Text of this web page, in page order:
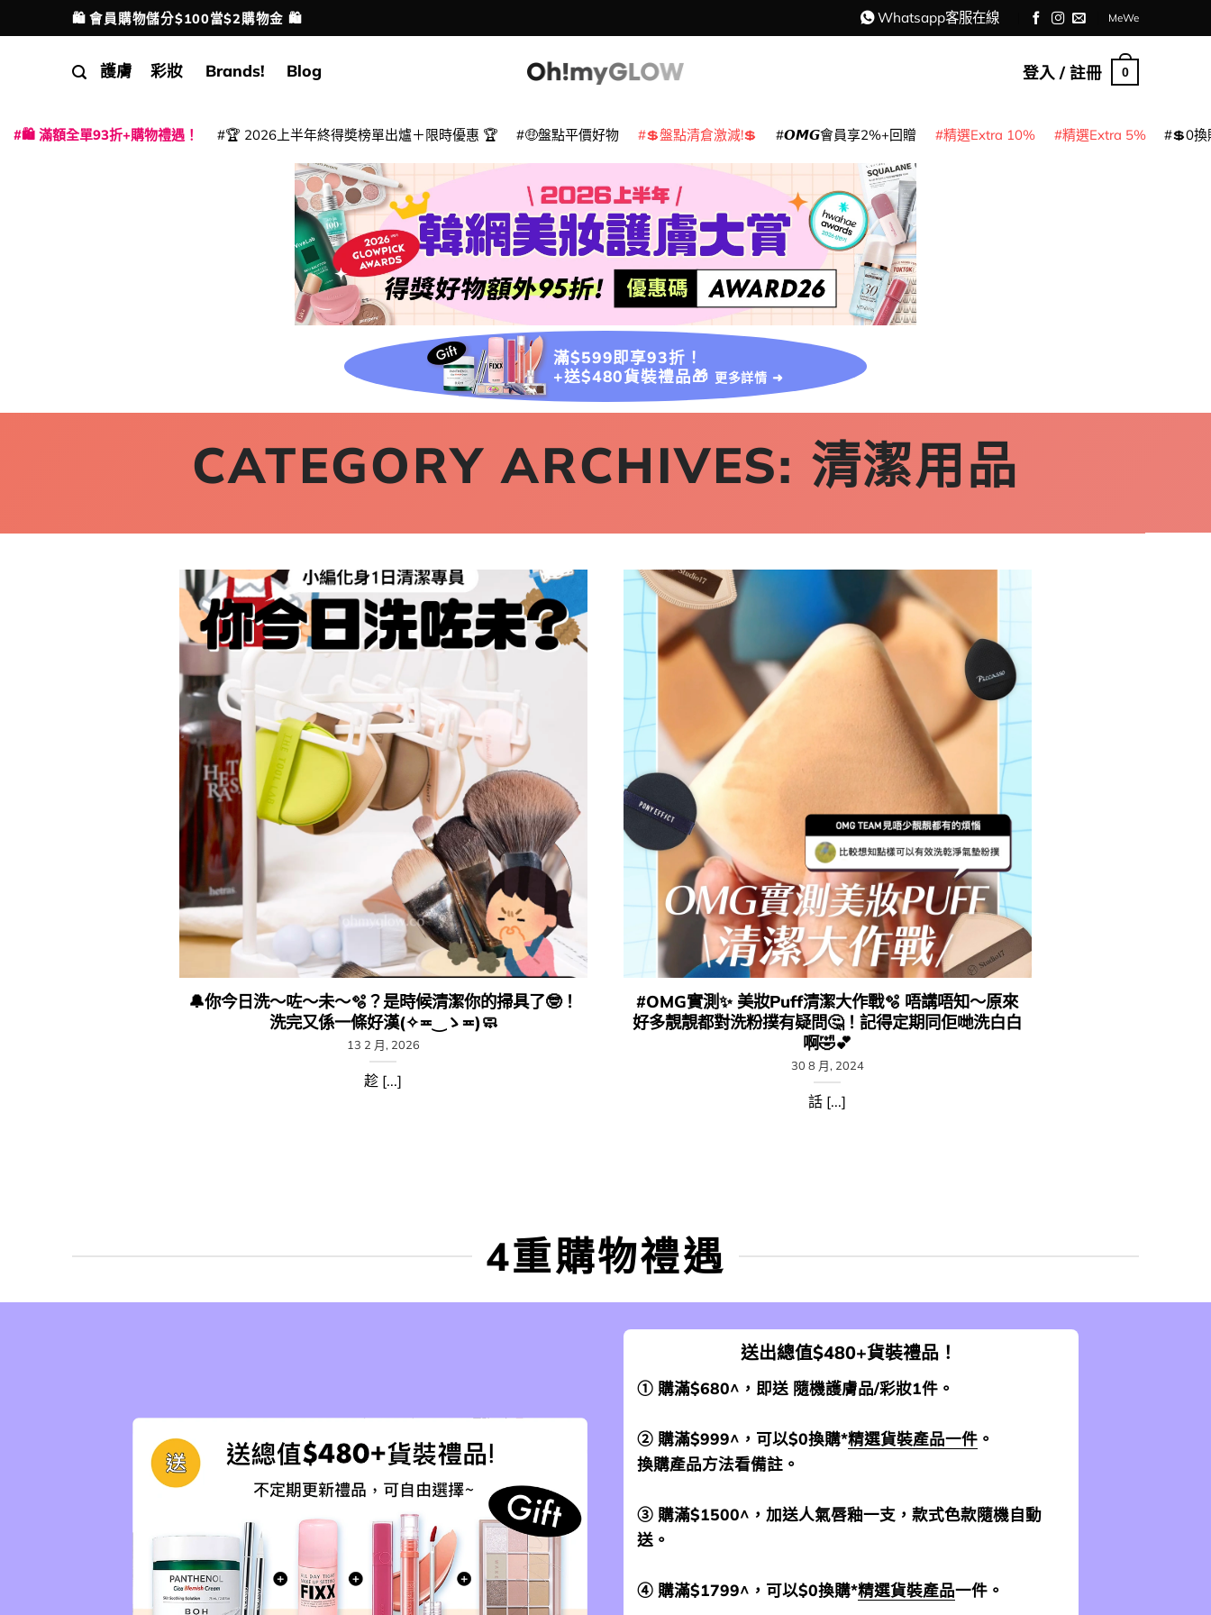
to
配送港澳
🛍️ 會員購物儲分$100當$2購物金 🛍️ Whatsapp客服在線 MeWe
護膚 彩妝 Brands! Blog 登入 / 註冊 0
🛍️ 滿額全單93折+購物禮遇！ 🏆 2026上半年終得奬榜單出爐＋限時優惠 🏆 🤑盤點平價好物 💲盤點清倉激減!💲 𝙊𝙈𝙂會員享2%+回贈 精選Extra 10% 精選Extra 5% 💲0換
滿$599即享93折！
+送$480貨裝禮品🎁 更多詳情 ➜
CATEGORY ARCHIVES: 清潔用品
🔔​​你今日洗～咗～未～​🫧​？是時候清潔你的掃具了🤓！​
洗完又係一條好漢(✧≖‿ゝ≖)🧼​
13 2 月, 2026
趁 [...]
#OMG實測✨ 美妝Puff清潔大作戰🫧 唔講唔知～原來
好多靚靚都對洗粉撲有疑問🤔​！記得定期同佢哋洗白白
啊🤣​💕​
30 8 月, 2024
話 [...]
4重購物禮遇
送出總值$480+貨裝禮品！
① 購滿$680^，即送 隨機護膚品/彩妝1件。
② 購滿$999^，可以$0換購*精選貨裝產品一件 。
換購產品方法看備註。
③ 購滿$1500^，加送人氣唇釉一支，款式色款隨機自動
送。
④ 購滿$1799^，可以$0換購*精選貨裝產品一件。